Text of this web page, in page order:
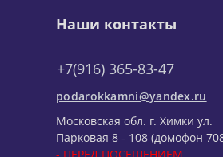
Наши контакты
+7(916) 365-83-47
podarokkamni@yandex.ru
Московская обл. г. Химки ул.
Парковая 8 - 108 (домофон